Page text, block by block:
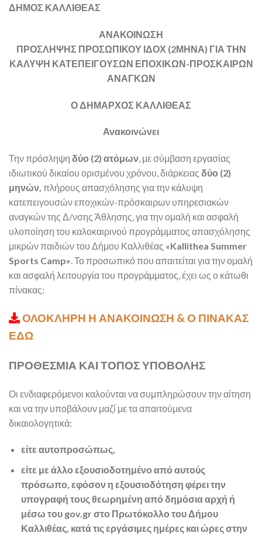
ΔΗΜΟΣ ΚΑΛΛΙΘΕΑΣ
ΑΝΑΚΟΙΝΩΣΗ
ΠΡΟΣΛΗΨΗΣ ΠΡΟΣΩΠΙΚΟΥ ΙΔΟΧ (2ΜΗΝΑ) ΓΙΑ ΤΗΝ
ΚΑΛΥΨΗ ΚΑΤΕΠΕΙΓΟΥΣΩΝ ΕΠΟΧΙΚΩΝ-ΠΡΟΣΚΑΙΡΩΝ
ΑΝΑΓΚΩΝ
Ο ΔΗΜΑΡΧΟΣ ΚΑΛΛΙΘΕΑΣ
Ανακοινώνει
Την πρόσληψη δύο (2) ατόμων, με σύμβαση εργασίας
ιδιωτικού δικαίου ορισμένου χρόνου, διάρκειας δύο (2)
μηνών, πλήρους απασχόλησης για την κάλυψη
κατεπειγουσών εποχικών-πρόσκαιρων υπηρεσιακών
αναγκών της Δ/νσης Άθλησης, για την ομαλή και ασφαλή
υλοποίηση του καλοκαιρινού προγράμματος απασχόλησης
μικρών παιδιών του Δήμου Καλλιθέας «Kallithea Summer
Sports Camp». Το προσωπικό που απαιτείται για την ομαλή
και ασφαλή λειτουργία του προγράμματος, έχει ως ο κάτωθι
πίνακας:
ΟΛΟΚΛΗΡΗ Η ΑΝΑΚΟΙΝΩΣΗ & Ο ΠΙΝΑΚΑΣ
ΕΔΩ
ΠΡΟΘΕΣΜΙΑ ΚΑΙ ΤΟΠΟΣ ΥΠΟΒΟΛΗΣ
Οι ενδιαφερόμενοι καλούνται να συμπληρώσουν την αίτηση
και να την υποβάλουν μαζί με τα απαιτούμενα
δικαιολογητικά:
είτε αυτοπροσώπως,
είτε με άλλο εξουσιοδοτημένο από αυτούς
πρόσωπο, εφόσον η εξουσιοδότηση φέρει την
υπογραφή τους θεωρημένη από δημόσια αρχή ή
μέσω του gov.gr στο Πρωτόκολλο του Δήμου
Καλλιθέας, κατά τις εργάσιμες ημέρες και ώρες στην